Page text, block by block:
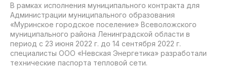
В рамках исполнения муниципального контракта для
Администрации муниципального образования
«Муринское городское поселение» Всеволожского
муниципального района Ленинградской области в
период с 23 июня 2022 г. до 14 сентября 2022 г.
специалисты ООО «Невская Энергетика» разработали
технические паспорта тепловой сети.